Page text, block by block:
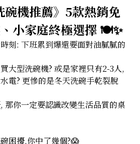
機推薦》5款熱銷免
小家庭終極選擇 🍽️✨
刻: 下班累到爆還要面對油膩膩的
大型洗碗機? 或是家裡只有2-3人,
電? 更慘的是冬天洗碗手乾裂脫
那你一定要認識改變生活品質的桌
困擾,你中了幾個?😱